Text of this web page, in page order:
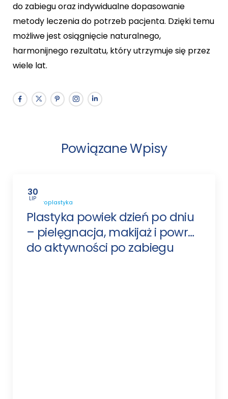
do zabiegu oraz indywidualne dopasowanie
metody leczenia do potrzeb pacjenta. Dzięki temu
możliwe jest osiągnięcie naturalnego,
harmonijnego rezultatu, który utrzymuje się przez
wiele lat.
Powiązane Wpisy
30
LIP
Blefaroplastyka
Plastyka powiek dzień po dniu
– pielęgnacja, makijaż i powrót
do aktywności po zabiegu